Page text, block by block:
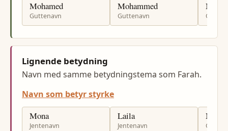
Mohamed
Guttenavn
Mohammed
Guttenavn
Lignende betydning
Navn med samme betydningstema som Farah.
Navn som betyr styrke
Mona
Jentenavn
Laila
Jentenavn